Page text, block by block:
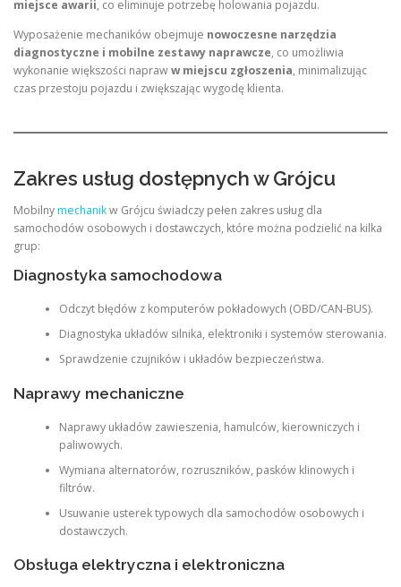
miejsce awarii, co eliminuje potrzebę holowania pojazdu.
Wyposażenie mechaników obejmuje nowoczesne narzędzia
diagnostyczne i mobilne zestawy naprawcze, co umożliwia
wykonanie większości napraww miejscu zgłoszenia, minimalizując
czas przestoju pojazdu i zwiększając wygodę klienta.
Zakres usług dostępnych w Grójcu
Mobilnymechanikw Grójcu świadczy pełen zakres usług dla
samochodów osobowych i dostawczych, które można podzielić na kilka
grup:
Diagnostyka samochodowa
Odczyt błędów z komputerów pokładowych (OBD/CAN-BUS).
Diagnostyka układów silnika, elektroniki i systemów sterowania.
Sprawdzenie czujników i układów bezpieczeństwa.
Naprawy mechaniczne
Naprawy układów zawieszenia, hamulców, kierowniczych i
paliwowych.
Wymiana alternatorów, rozruszników, pasków klinowych i
filtrów.
Usuwanie usterek typowych dla samochodów osobowych i
dostawczych.
Obsługa elektryczna i elektroniczna